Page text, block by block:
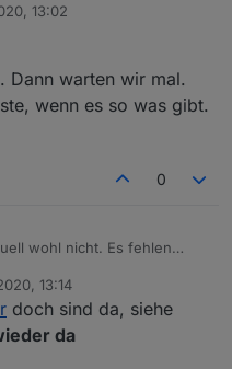
in China bestellt. Die
nur verzögert
fliegen. Kann noch
auch drauf, da ich auch
13:02
Dann warten wir mal.
wenn es so was gibt.
0
wohl nicht. Es fehlen
in China bestellt. Die
nur verzögert
flugzeuge aktuell nicht in
13:14
doch sind da, siehe
da